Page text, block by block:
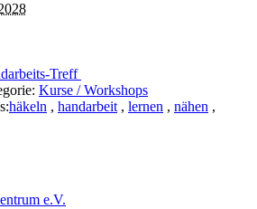
Treff
Kurse / Workshops
häkeln , handarbeit , lernen , nähen ,
e.V.